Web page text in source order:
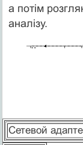
а потім
аналізу.
Сетевой